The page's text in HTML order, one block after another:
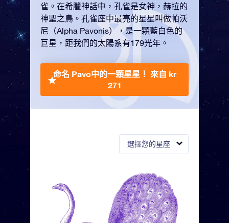
選擇您的星座
雀。在希臘神話中，孔雀是女神，赫拉的
神聖之鳥。孔雀座中最亮的星星叫做帕沃
尼（Alpha Pavonis），是一顆藍白色的
巨星，距我們的太陽系有179光年。
命名 Pavo中的一顆星星！ 來自 kr
271